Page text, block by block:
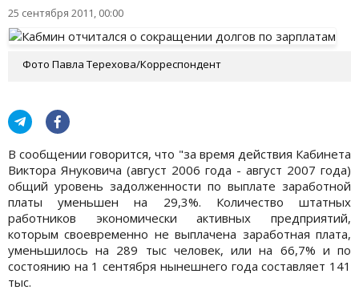
25 сентября 2011, 00:00
Фото Павла Терехова/Корреспондент
В сообщении говорится, что "за время действия Кабинета
Виктора Януковича (август 2006 года - август 2007 года)
общий уровень задолженности по выплате заработной
платы уменьшен на 29,3%. Количество штатных
работников экономически активных предприятий,
которым своевременно не выплачена заработная плата,
уменьшилось на 289 тыс человек, или на 66,7% и по
состоянию на 1 сентября нынешнего года составляет 141
тыс.